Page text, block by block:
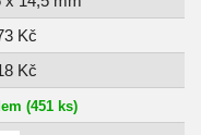
Kč
Kč
(451 ks)